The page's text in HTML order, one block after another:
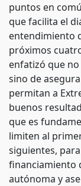
puntos en
que facilita el
entendimiento
próximos
enfatizó que
sino de
permitan a
buenos
que es
limiten al
siguientes,
financiamiento
autónoma y